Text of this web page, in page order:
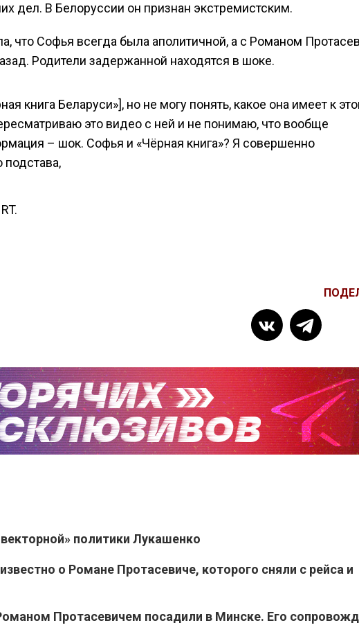
дел. В Белоруссии он признан экстремистским.
что Софья всегда была аполитичной, а с Романом
Родители задержанной находятся в шоке.
книга Беларуси»], но не могу понять, какое она имеет к
это видео с ней и не понимаю, что вообще
– шок. Софья и «Чёрная книга»? Я совершенно
подстава,
RT.
политики Лукашенко
о Романе Протасевиче, которого сняли с рейса и
Протасевичем посадили в Минске. Его